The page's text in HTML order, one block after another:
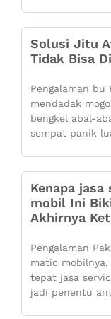
Solusi Jitu
Tidak Bisa
Pengalaman
mendadak
bengkel abal-
sempat panik
Kenapa
mobil Ini
Akhirnya
Pengalaman
matic
tepat jasa
jadi penentu